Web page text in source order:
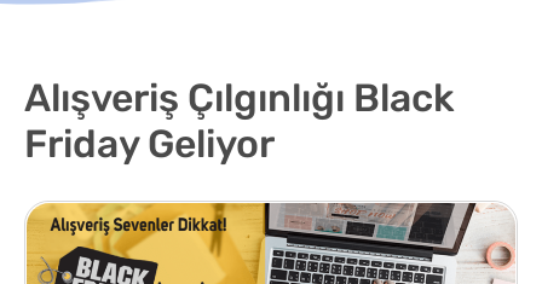
Alışveriş Çılgınlığı Black
Friday Geliyor